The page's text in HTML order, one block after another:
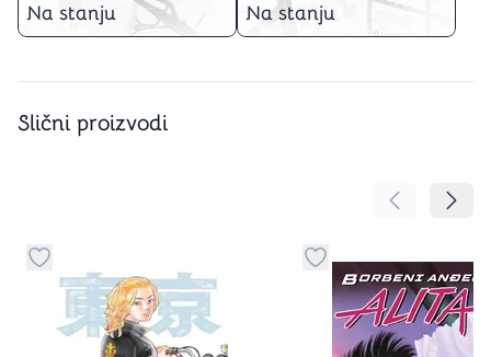
Na stanju Na stanju
Slični proizvodi
Pomeranje
Dugme za dodavanje stvari u kategoriju omiljeno
Dugme za dodavanje